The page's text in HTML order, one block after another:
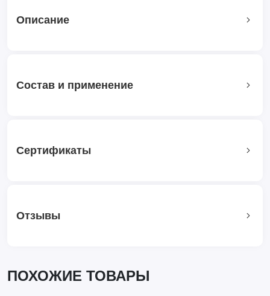
Описание
Состав и применение
Сертификаты
Отзывы
ПОХОЖИЕ ТОВАРЫ